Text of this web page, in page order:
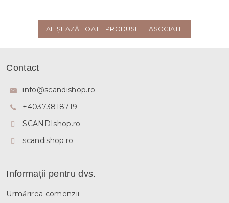
AFIŞEAZĂ TOATE PRODUSELE ASOCIATE
Contact
info@scandishop.ro
+40373818719
SCANDIshop.ro
scandishop.ro
Informații pentru dvs.
Urmărirea comenzii